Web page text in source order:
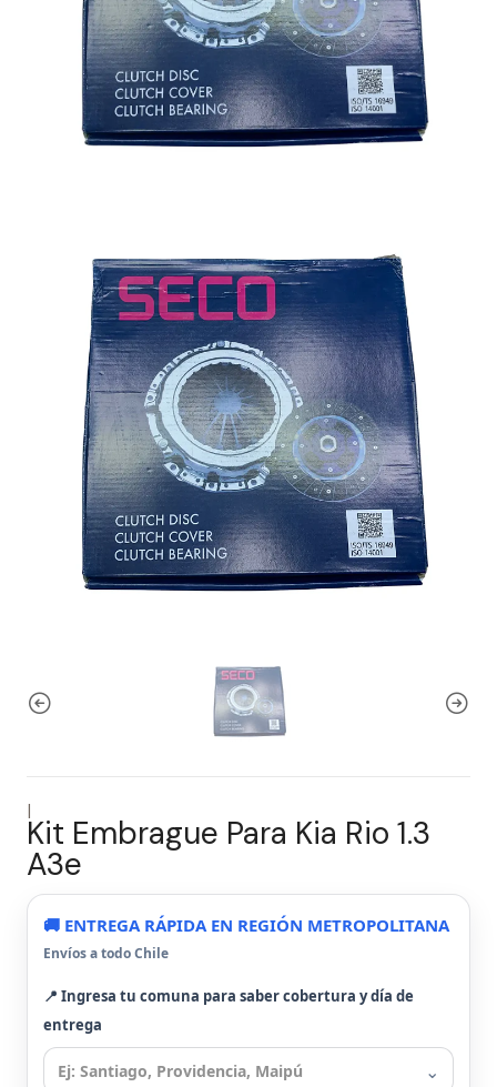
|
Kit Embrague Para Kia Rio 1.3
A3e
🚚 ENTREGA RÁPIDA EN REGIÓN METROPOLITANA
Envíos a todo Chile
📍 Ingresa tu comuna para saber cobertura y día de
entrega
⌄